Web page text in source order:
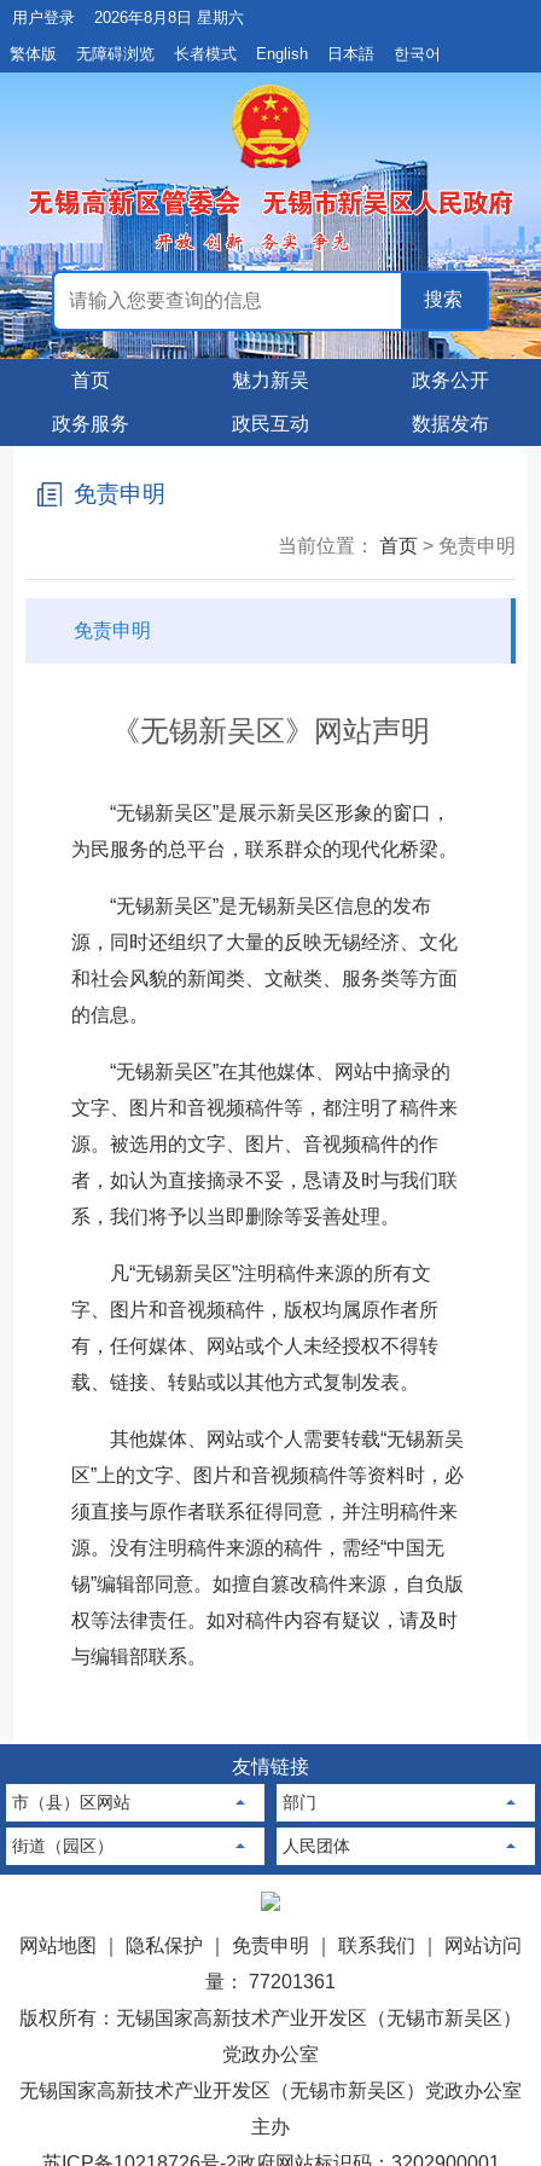
用户登录
2026年8月8日 星期六
繁体版
无障碍浏览 长者模式 English 日本語 한국어
首页 魅力新吴 政务公开
政务服务 政民互动 数据发布
免责申明
当前位置： 首页> 免责申明
免责申明
《无锡新吴区》网站声明
“无锡新吴区”是展示新吴区形象的窗口，
为民服务的总平台，联系群众的现代化桥梁。
“无锡新吴区”是无锡新吴区信息的发布
源，同时还组织了大量的反映无锡经济、文化
和社会风貌的新闻类、文献类、服务类等方面
的信息。
“无锡新吴区”在其他媒体、网站中摘录的
文字、图片和音视频稿件等，都注明了稿件来
源。被选用的文字、图片、音视频稿件的作
者，如认为直接摘录不妥，恳请及时与我们联
系，我们将予以当即删除等妥善处理。
凡“无锡新吴区”注明稿件来源的所有文
字、图片和音视频稿件，版权均属原作者所
有，任何媒体、网站或个人未经授权不得转
载、链接、转贴或以其他方式复制发表。
其他媒体、网站或个人需要转载“无锡新吴
区”上的文字、图片和音视频稿件等资料时，必
须直接与原作者联系征得同意，并注明稿件来
源。没有注明稿件来源的稿件，需经“中国无
锡”编辑部同意。如擅自篡改稿件来源，自负版
权等法律责任。如对稿件内容有疑议，请及时
与编辑部联系。
友情链接
市（县）区网站 部门
街道（园区） 人民团体
网站地图 隐私保护 免责申明 联系我们
网站访问
量： 77201361
版权所有：无锡国家高新技术产业开发区（无锡市新吴区）
党政办公室
无锡国家高新技术产业开发区（无锡市新吴区）党政办公室
主办